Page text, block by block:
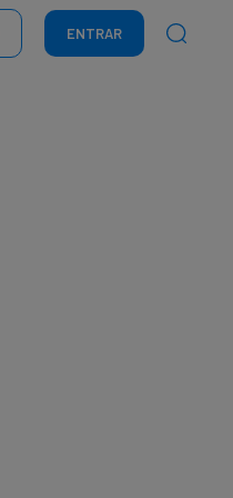
ENTRAR